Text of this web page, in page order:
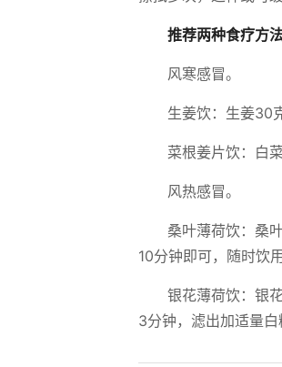
推荐两种食疗方
风寒感冒。
生姜饮：生姜30
菜根姜片饮：白
风热感冒。
桑叶薄荷饮：桑
10分钟即可，随时饮用
银花薄荷饮：银
3分钟，滤出加适量白